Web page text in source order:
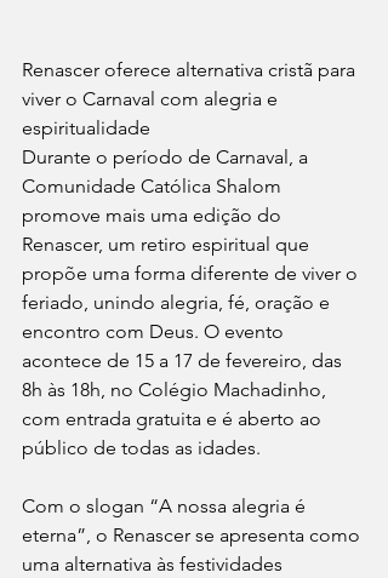
Renascer oferece alternativa cristã para
viver o Carnaval com alegria e
espiritualidade
Durante o período de Carnaval, a
Comunidade Católica Shalom
promove mais uma edição do
Renascer, um retiro espiritual que
propõe uma forma diferente de viver o
feriado, unindo alegria, fé, oração e
encontro com Deus. O evento
acontece de 15 a 17 de fevereiro, das
8h às 18h, no Colégio Machadinho,
com entrada gratuita e é aberto ao
público de todas as idades.
Com o slogan “A nossa alegria é
eterna”, o Renascer se apresenta como
uma alternativa às festividades